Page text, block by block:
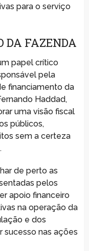
para o serviço
DA FAZENDA
papel crítico
pela
financiamento da
Haddad,
uma visão fiscal
públicos,
sem a certeza
de perto as
pelos
apoio financeiro
na operação da
e dos
sucesso nas ações